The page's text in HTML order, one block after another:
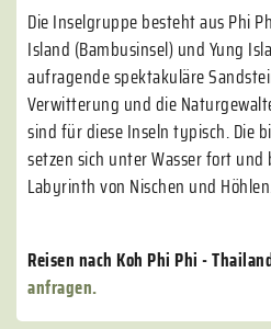
Die Inselgruppe besteht aus Phi
Island (Bambusinsel) und Yung
aufragende spektakuläre
Verwitterung und die
sind für diese Inseln typisch. Die
setzen sich unter Wasser fort
Labyrinth von Nischen und
Reisen nach Koh Phi Phi -
anfragen.